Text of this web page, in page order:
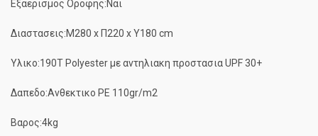
Εξαερισμος Οροφης:Ναι
Διαστασεις:Μ280 x Π220 x Υ180 cm
Υλικο:190T Polyester με αντηλιακη προστασια UPF 30+
Δαπεδο:Ανθεκτικο PE 110gr/m2
Βαρος:4kg